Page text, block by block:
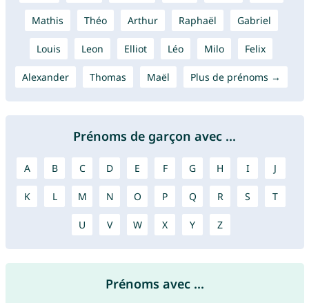
Mathis Théo Arthur Raphaël Gabriel
Louis Leon Elliot Léo Milo Felix
Alexander Thomas Maël Plus de prénoms →
Prénoms de garçon avec ...
A B C D E F G H I J
K L M N O P Q R S T
U V W X Y Z
Prénoms avec ...